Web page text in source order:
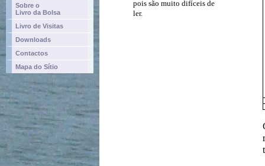
Sobre o
Livro da Bolsa
Livro de Visitas
Downloads
Contactos
Mapa do Sítio
pois são muito difíceis de
ler.